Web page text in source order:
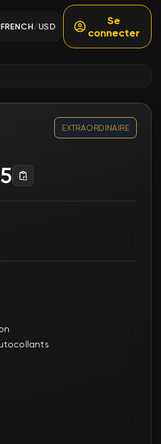
FRENCH/USD
Se
connecter
EXTRAORDINAIRE